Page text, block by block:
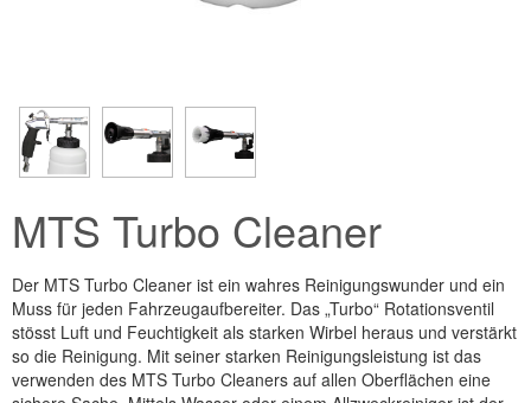
MTS Turbo Cleaner
Der MTS Turbo Cleaner ist ein wahres Reinigungswunder und ein
Muss für jeden Fahrzeugaufbereiter. Das „Turbo“ Rotationsventil
stösst Luft und Feuchtigkeit als starken Wirbel heraus und verstärkt
so die Reinigung. Mit seiner starken Reinigungsleistung ist das
verwenden des MTS Turbo Cleaners auf allen Oberflächen eine